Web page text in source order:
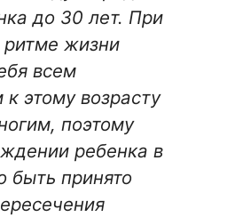
до 30 лет. При
жизни
всем
этому возрасту
поэтому
ребенка в
быть принято